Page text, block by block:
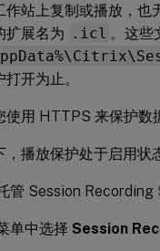
作站上复制或播放，也
扩展名为
.icl 。这些
开为止。
使用 HTTPS 来保护数
播放保护处于启用状
管 Session Recording
单中选择 Session